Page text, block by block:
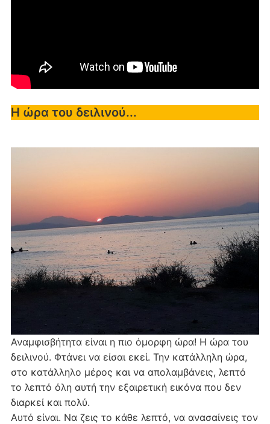
Η ώρα του δειλινού...
Αναμφισβήτητα είναι η πιο όμορφη ώρα! Η ώρα του
δειλινού. Φτάνει να είσαι εκεί. Την κατάλληλη ώρα,
στο κατάλληλο μέρος και να απολαμβάνεις, λεπτό
το λεπτό όλη αυτή την εξαιρετική εικόνα που δεν
διαρκεί και πολύ.
Αυτό είναι. Να ζεις το κάθε λεπτό, να ανασαίνεις τον